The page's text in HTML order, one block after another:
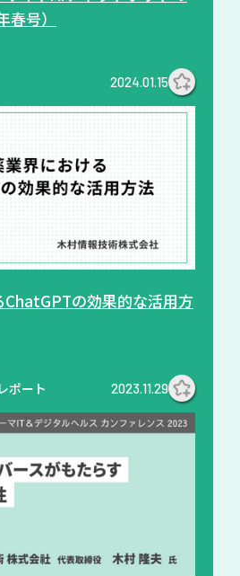
号）
2024.01.15
ChatGPTの効果的な活用方
ポート 2023.11.29